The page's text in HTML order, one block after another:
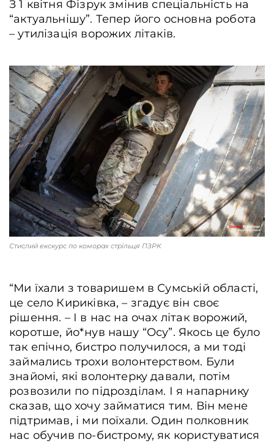
З 1 квітня Фізрук змінив спеціальність на
“актуальнішу”. Тепер його основна робота
– утилізація ворожих літаків.
Стислий екскурс по коморах стрільця ПЗРК
“Ми їхали з товаришем в Сумській області,
це село Кириківка, – згадує він своє
рішення. – І в нас на очах літак ворожий,
коротше, йо*нув нашу “Осу”. Якось це було
так епічно, бистро получилося, а ми тоді
займались трохи волонтерством. Були
знайомі, які волонтерку давали, потім
розвозили по підрозділам. І я напарнику
сказав, що хочу займатися тим. Він мене
підтримав, і ми поїхали. Один полковник
нас обучив по-бистрому, як користуватися